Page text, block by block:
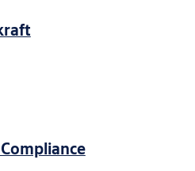
m, ms m
3 nøkler.
må bestilles separat.
knappsylinder, skilt, skruer